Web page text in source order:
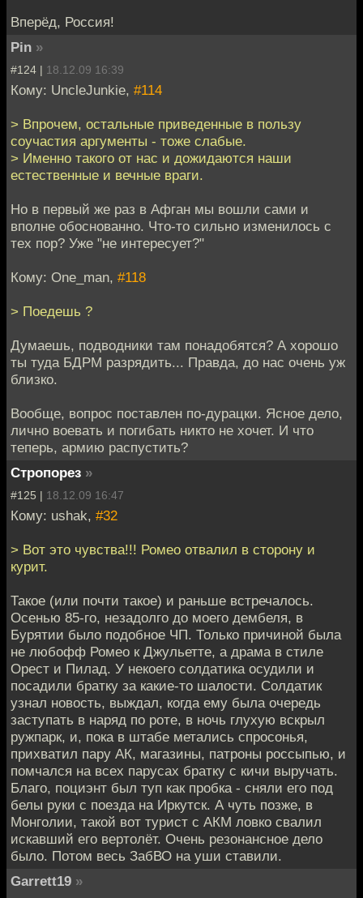
Вперёд, Россия!
Pin »
#124 | 18.12.09 16:39
Кому: UncleJunkie, #114
> Впрочем, остальные приведенные в пользу
соучастия аргументы - тоже слабые.
> Именно такого от нас и дожидаются наши
естественные и вечные враги.
Но в первый же раз в Афган мы вошли сами и
вполне обоснованно. Что-то сильно изменилось с
тех пор? Уже "не интересует?"
Кому: One_man, #118
> Поедешь ?
Думаешь, подводники там понадобятся? А хорошо
ты туда БДРМ разрядить... Правда, до нас очень уж
близко.
Вообще, вопрос поставлен по-дурацки. Ясное дело,
лично воевать и погибать никто не хочет. И что
теперь, армию распустить?
Стропорез »
#125 | 18.12.09 16:47
Кому: ushak, #32
> Вот это чувства!!! Ромео отвалил в сторону и
курит.
Такое (или почти такое) и раньше встречалось.
Осенью 85-го, незадолго до моего дембеля, в
Бурятии было подобное ЧП. Только причиной была
не любофф Ромео к Джульетте, а драма в стиле
Орест и Пилад. У некоего солдатика осудили и
посадили братку за какие-то шалости. Солдатик
узнал новость, выждал, когда ему была очередь
заступать в наряд по роте, в ночь глухую вскрыл
ружпарк, и, пока в штабе метались спросонья,
прихватил пару АК, магазины, патроны россыпью, и
помчался на всех парусах братку с кичи выручать.
Благо, поциэнт был туп как пробка - сняли его под
белы руки с поезда на Иркутск. А чуть позже, в
Монголии, такой вот турист с АКМ ловко свалил
искавший его вертолёт. Очень резонансное дело
было. Потом весь ЗабВО на уши ставили.
Garrett19 »